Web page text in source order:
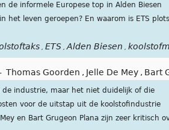
de informele Europese top in Alden Biesen
het leven geroepen? En waarom is ETS
ETS Alden Biesen
Thomas Goorden , Jelle De Mey , Bart
industrie, maar het niet duidelijk of die
voor de uitstap uit de koolstofindustrie
en Bart Grugeon Plana zijn zeer kritisch